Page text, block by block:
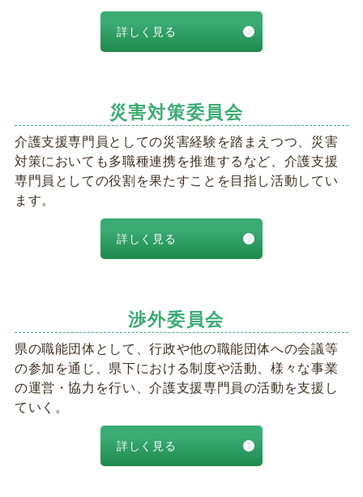
詳しく見る
災害対策委員会
介護支援専門員としての災害経験を踏まえつつ、災害
対策においても多職種連携を推進するなど、介護支援
専門員としての役割を果たすことを目指し活動してい
ます。
詳しく見る
渉外委員会
県の職能団体として、行政や他の職能団体への会議等
の参加を通じ、県下における制度や活動、様々な事業
の運営・協力を行い、介護支援専門員の活動を支援し
ていく。
詳しく見る